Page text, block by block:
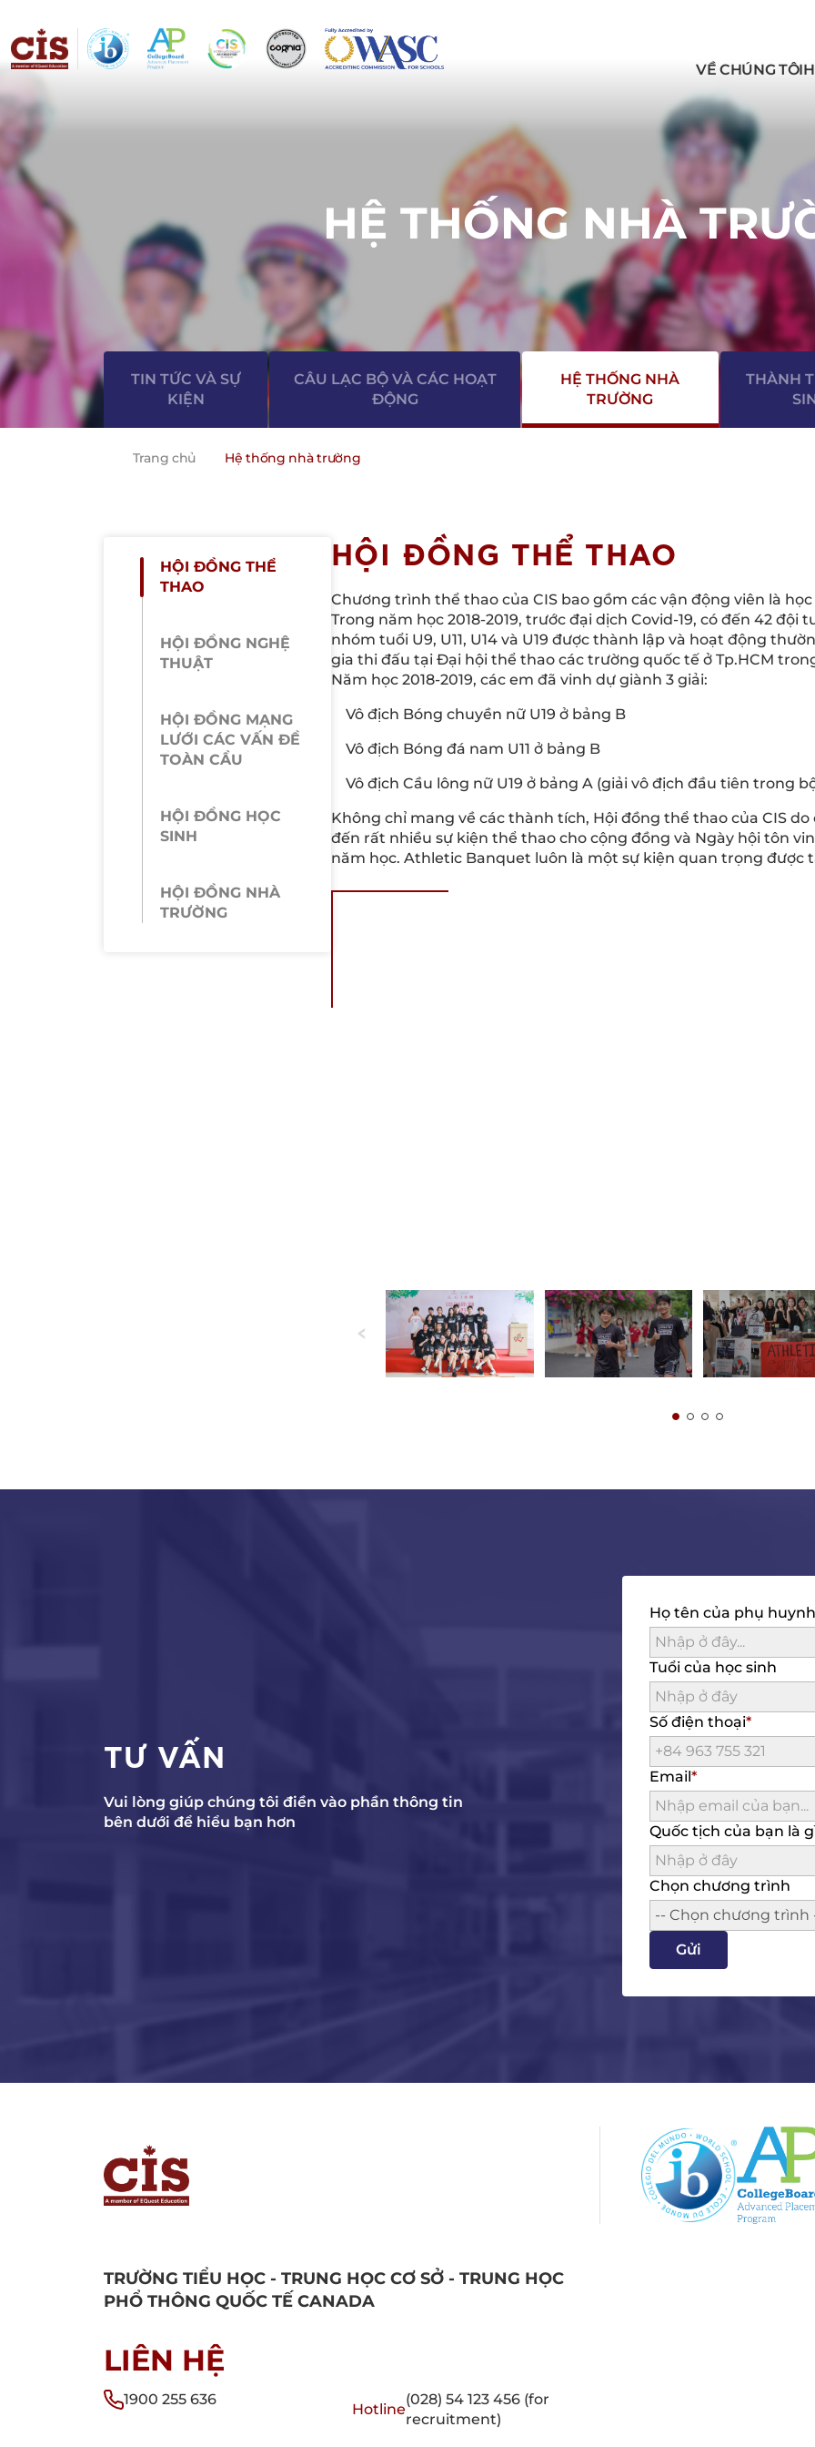
VỀ CHÚNG TÔI
HỆ THỐNG NHÀ
TIN TỨC VÀ SỰ
KIỆN
CÂU LẠC BỘ VÀ CÁC HOẠT
ĐỘNG
HỆ THỐNG NHÀ
TRƯỜNG
THÀNH
Trang chủ Hệ thống nhà trường
HỘI ĐỒNG THỂ
THAO
HỘI ĐỒNG NGHỆ
THUẬT
HỘI ĐỒNG MẠNG
LƯỚI CÁC VẤN ĐỀ
TOÀN CẦU
HỘI ĐỒNG HỌC
SINH
HỘI ĐỒNG NHÀ
TRƯỜNG
HỘI ĐỒNG THỂ THAO
Chương trình thể thao của CIS bao gồm các vận động viên là
Trong năm học 2018-2019, trước đại dịch Covid-19, có đến 42 đội
nhóm tuổi U9, U11, U14 và U19 được thành lập và hoạt động
gia thi đấu tại Đại hội thể thao các trường quốc tế ở Tp.HCM
Năm học 2018-2019, các em đã vinh dự giành 3 giải:
Vô địch Bóng chuyền nữ U19 ở bảng B
Vô địch Bóng đá nam U11 ở bảng B
Vô địch Cầu lông nữ U19 ở bảng A (giải vô địch đầu tiên trong
Không chỉ mang về các thành tích, Hội đồng thể thao của CIS
đến rất nhiều sự kiện thể thao cho cộng đồng và Ngày hội tôn
năm học. Athletic Banquet luôn là một sự kiện quan trọng được
TƯ VẤN
Vui lòng giúp chúng tôi điền vào phần thông tin
bên dưới để hiểu bạn hơn
Họ tên của phụ huynh
Tuổi của học sinh
Số điện thoại
Email
Quốc tịch của bạn là
Chọn chương trình
-- Chọn chương trình
Gửi
TRƯỜNG TIỂU HỌC - TRUNG HỌC CƠ SỞ - TRUNG HỌC
PHỔ THÔNG QUỐC TẾ CANADA
LIÊN HỆ
1900 255 636
Hotline
(028) 54 123 456 (for
recruitment)